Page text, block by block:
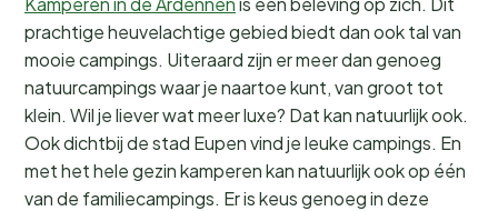
prachtige heuvelachtige gebied biedt dan ook tal van
mooie campings. Uiteraard zijn er meer dan genoeg
natuurcampings waar je naartoe kunt, van groot tot
klein. Wil je liever wat meer luxe? Dat kan natuurlijk ook.
Ook dichtbij de stad Eupen vind je leuke campings. En
met het hele gezin kamperen kan natuurlijk ook op één
van de familiecampings. Er is keus genoeg in deze